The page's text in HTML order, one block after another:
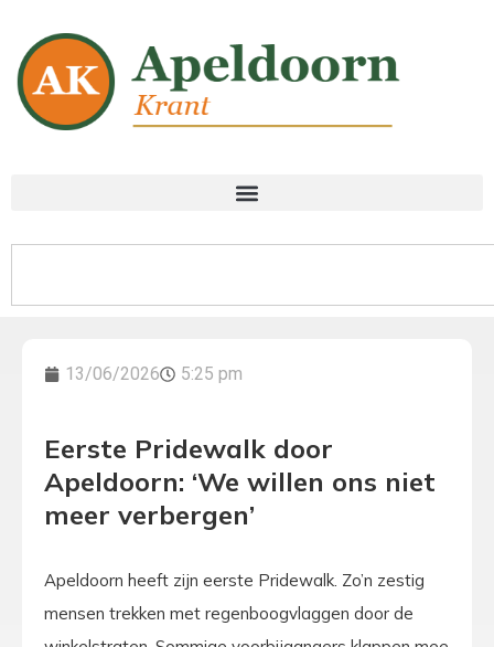
13/06/2026 5:25 pm
Eerste Pridewalk door
Apeldoorn: ‘We willen ons niet
meer verbergen’
Apeldoorn heeft zijn eerste Pridewalk. Zo’n zestig
mensen trekken met regenboogvlaggen door de